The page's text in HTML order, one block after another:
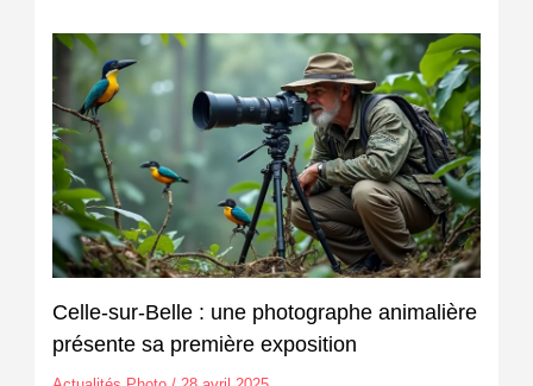
Celle-sur-Belle : une photographe animalière
présente sa première exposition